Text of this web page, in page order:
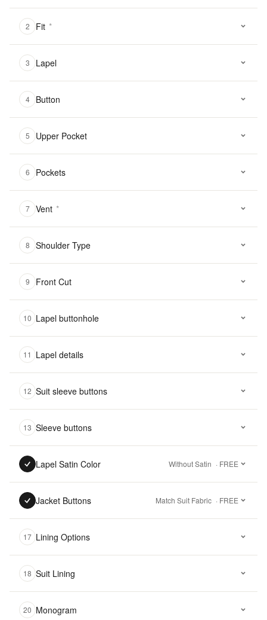
2 Fit *
3 Lapel
4 Button
5 Upper Pocket
6 Pockets
7 Vent *
8 Shoulder Type
9 Front Cut
10 Lapel buttonhole
11 Lapel details
12 Suit sleeve buttons
13 Sleeve buttons
Lapel Satin Color Without Satin · FREE
Jacket Buttons Match Suit Fabric · FREE
17 Lining Options
18 Suit Lining
20 Monogram